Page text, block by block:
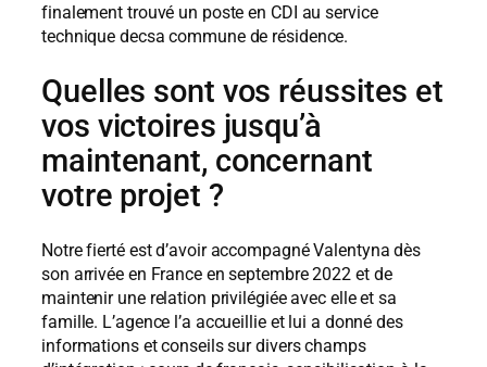
finalement trouvé un poste en CDI au service
technique decsa commune de résidence.
Quelles sont vos réussites et
vos victoires jusqu’à
maintenant, concernant
votre projet ?
Notre fierté est d’avoir accompagné Valentyna dès
son arrivée en France en septembre 2022 et de
maintenir une relation privilégiée avec elle et sa
famille. L’agence l’a accueillie et lui a donné des
informations et conseils sur divers champs